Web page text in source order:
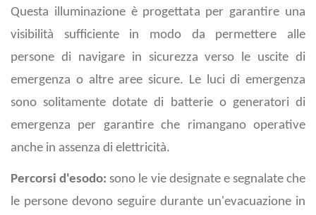
Questa illuminazione è progettata per garantire una
visibilità sufficiente in modo da permettere alle
persone di navigare in sicurezza verso le uscite di
emergenza o altre aree sicure. Le luci di emergenza
sono solitamente dotate di batterie o generatori di
emergenza per garantire che rimangano operative
anche in assenza di elettricità.
Percorsi d'esodo: sono le vie designate e segnalate che
le persone devono seguire durante un'evacuazione in